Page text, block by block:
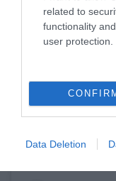
related to
functionality
user protection.
Data Deletion
Ha már
5. HIPPIE